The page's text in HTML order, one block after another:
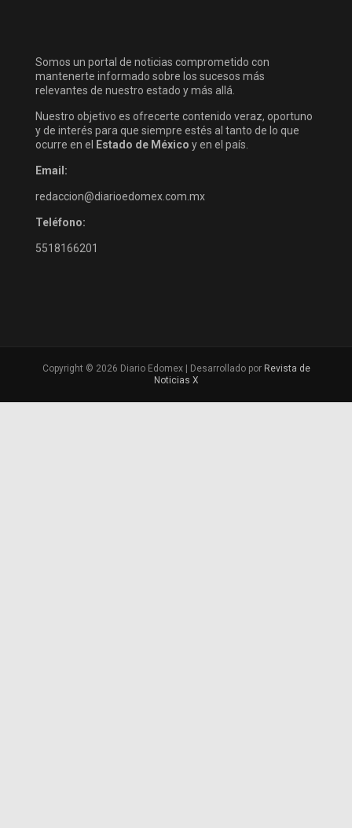
Somos un portal de noticias comprometido con
mantenerte informado sobre los sucesos más
relevantes de nuestro estado y más allá.
Nuestro objetivo es ofrecerte contenido veraz, oportuno
y de interés para que siempre estés al tanto de lo que
ocurre en el Estado de México y en el país.
Email:
redaccion@diarioedomex.com.mx
Teléfono:
5518166201
Copyright © 2026 Diario Edomex | Desarrollado por Revista de
Noticias X